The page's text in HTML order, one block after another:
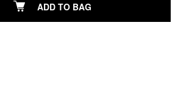
ADD TO BAG